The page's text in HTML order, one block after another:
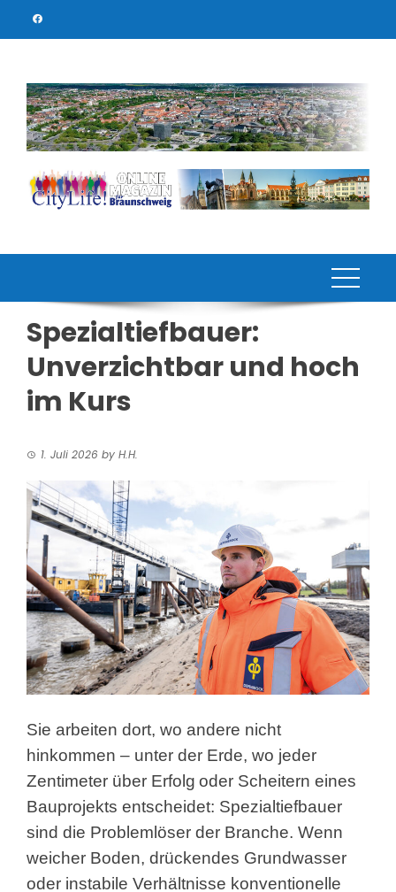
Spezialtiefbauer:
Unverzichtbar und hoch
im Kurs
1. Juli 2026 by H.H.
Sie arbeiten dort, wo andere nicht
hinkommen – unter der Erde, wo jeder
Zentimeter über Erfolg oder Scheitern eines
Bauprojekts entscheidet: Spezialtiefbauer
sind die Problemlöser der Branche. Wenn
weicher Boden, drückendes Grundwasser
oder instabile Verhältnisse konventionelle